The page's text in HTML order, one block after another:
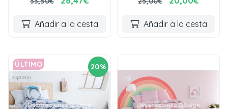
Añadir a la cesta Añadir a la cesta
20%
ÚLTIMO